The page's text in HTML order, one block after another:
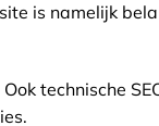
is namelijk
technische